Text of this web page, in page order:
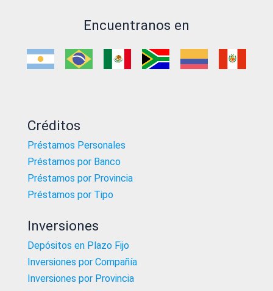
Encuentranos en
Créditos
Préstamos Personales
Préstamos por Banco
Préstamos por Provincia
Préstamos por Tipo
Inversiones
Depósitos en Plazo Fijo
Inversiones por Compañía
Inversiones por Provincia